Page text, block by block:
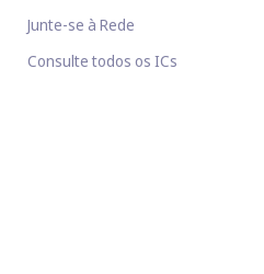
Junte-se à Rede
Consulte todos os ICs